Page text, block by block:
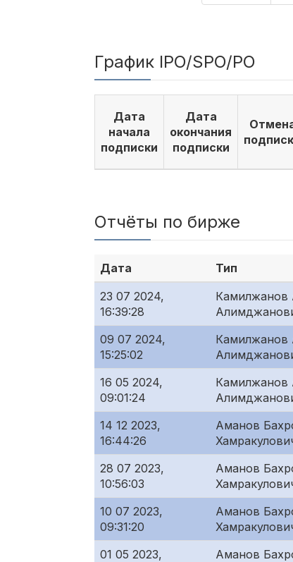
График IPO/SPO/PO
Дата
начала
подписки
Дата
окончания
подписки
Отчёты по бирже
Дата Тип
23 07 2024,
16:39:28
Камилжанов
09 07 2024,
15:25:02
Камилжанов
16 05 2024,
09:01:24
Камилжанов
14 12 2023,
16:44:26
Аманов
28 07 2023,
10:56:03
Аманов
10 07 2023,
09:31:20
Аманов
01 05 2023,
Аманов